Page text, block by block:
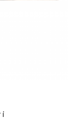
i